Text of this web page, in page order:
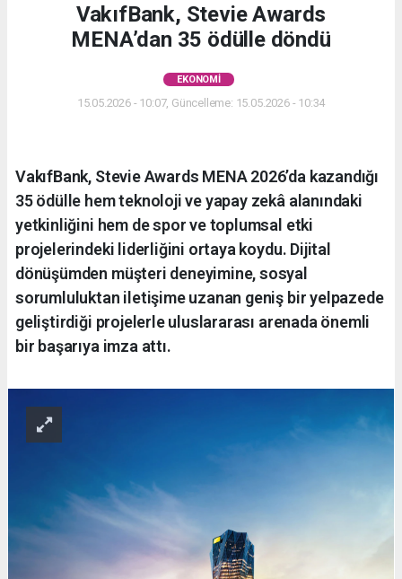
VakıfBank, Stevie Awards
MENA’dan 35 ödülle döndü
EKONOMI
15.05.2026 - 10:07, Güncelleme: 15.05.2026 - 10:34
VakıfBank, Stevie Awards MENA 2026’da kazandığı
35 ödülle hem teknoloji ve yapay zekâ alanındaki
yetkinliğini hem de spor ve toplumsal etki
projelerindeki liderliğini ortaya koydu. Dijital
dönüşümden müşteri deneyimine, sosyal
sorumluluktan iletişime uzanan geniş bir yelpazede
geliştirdiği projelerle uluslararası arenada önemli
bir başarıya imza attı.